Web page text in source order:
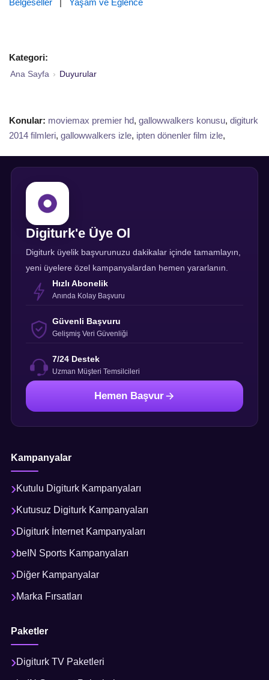
Belgeseller Yaşam ve Eğlence
Kategori:
Ana Sayfa › Duyurular
Konular: moviemax premier hd, gallowwalkers konusu, digiturk
2014 filmleri, gallowwalkers izle, ipten dönenler film izle,
Digiturk'e Üye Ol
Digiturk üyelik başvurunuzu dakikalar içinde tamamlayın,
yeni üyelere özel kampanyalardan hemen yararlanın.
Hızlı Abonelik
Anında Kolay Başvuru
Güvenli Başvuru
Gelişmiş Veri Güvenliği
7/24 Destek
Uzman Müşteri Temsilcileri
Hemen Başvur
Kampanyalar
Kutulu Digiturk Kampanyaları
Kutusuz Digiturk Kampanyaları
Digiturk İnternet Kampanyaları
beIN Sports Kampanyaları
Diğer Kampanyalar
Marka Fırsatları
Paketler
Digiturk TV Paketleri